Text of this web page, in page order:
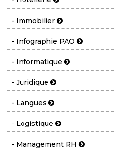
- Immobilier
- Infographie PAO
- Informatique
- Juridique
- Langues
- Logistique
- Management RH